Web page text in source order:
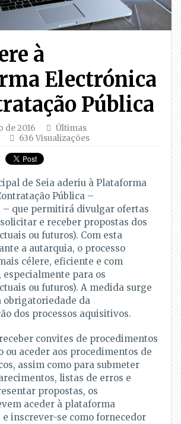
à
Electrónica
Pública
de 2016
Últimas
636 Visualizações
de Seia aderiu à Plataforma
Pública –
– que permitirá divulgar ofertas
e receber propostas dos
ou futuros). Com esta
a autarquia, o processo
célere, eficiente e com
especialmente para os
ou futuros). A medida surge
obrigatoriedade da
dos processos aquisitivos.
convites de procedimentos
ou aceder aos procedimentos de
assim como para submeter
listas de erros e
propostas, os
aceder à plataforma
inscrever-se como fornecedor